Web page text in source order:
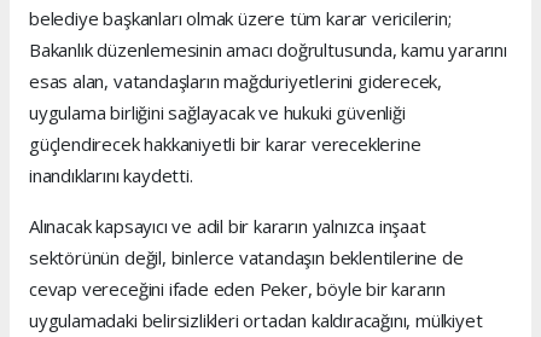
belediye başkanları olmak üzere tüm karar vericilerin;
Bakanlık düzenlemesinin amacı doğrultusunda, kamu yararını
esas alan, vatandaşların mağduriyetlerini giderecek,
uygulama birliğini sağlayacak ve hukuki güvenliği
güçlendirecek hakkaniyetli bir karar vereceklerine
inandıklarını kaydetti.
Alınacak kapsayıcı ve adil bir kararın yalnızca inşaat
sektörünün değil, binlerce vatandaşın beklentilerine de
cevap vereceğini ifade eden Peker, böyle bir kararın
uygulamadaki belirsizlikleri ortadan kaldıracağını, mülkiyet